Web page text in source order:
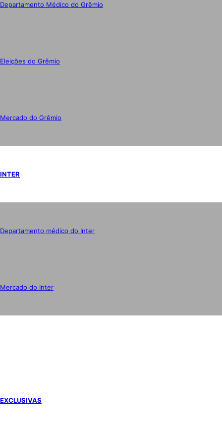
Departamento Médico do Grêmio
Eleições do Grêmio
Mercado do Grêmio
INTER
Departamento médico do Inter
Mercado do Inter
EXCLUSIVAS